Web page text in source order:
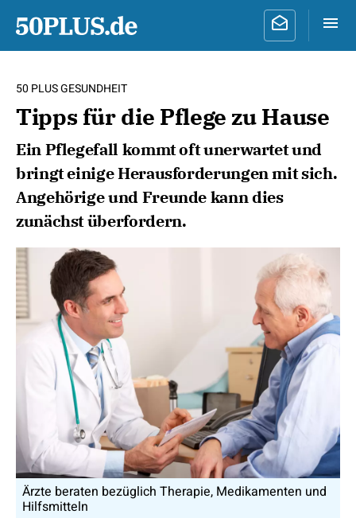
50 PLUS GESUNDHEIT
Tipps für die Pflege zu Hause
Ein Pflegefall kommt oft unerwartet und
bringt einige Herausforderungen mit sich.
Angehörige und Freunde kann dies
zunächst überfordern.
Ärzte beraten bezüglich Therapie, Medikamenten und
Hilfsmitteln